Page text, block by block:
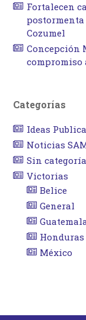
Fortalecen
Cozumel
Concepción
compromiso
Categorías
Ideas
Noticias
Sin categoría
Victorias
Belice
General
Honduras
México